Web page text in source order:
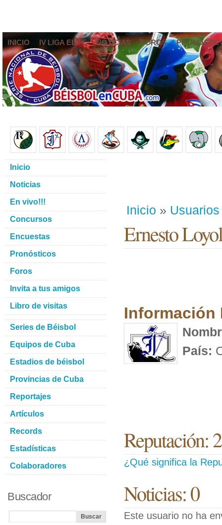
INICIO IV LIGA ELITE NOTICIAS FOROS
Inicio » Usuarios
Ernesto
Información
País:
Reputación:
¿Qué significa la
Noticias: 0
Este usuario no ha
Inicio
Noticias
En vivo!!!
Concursos
Encuestas
Pronósticos
Foros
Invita a tus amigos
Libro de visitas
Series de Béisbol
Equipos de Cuba
Estadios de béisbol
Provincias de Cuba
Reportajes
Artículos
Records
Estadísticas
Colaboradores
Buscador